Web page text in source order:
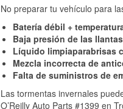
No preparar tu vehículo para
Batería débil +
Baja presión de las
Líquido limpiaparabrisas
Mezcla incorrecta de
Falta de suministros de
Las tormentas invernales
O’Reilly Auto Parts #1399 en